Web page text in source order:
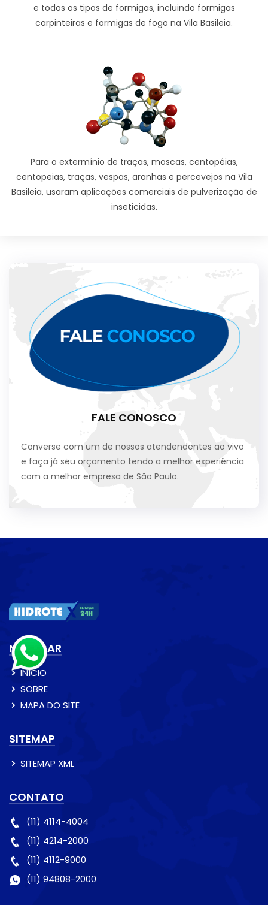
e todos os tipos de formigas, incluindo formigas
carpinteiras e formigas de fogo na Vila Basileia.
Para o extermínio de traças, moscas, centopéias,
centopeias, traças, vespas, aranhas e percevejos na Vila
Basileia, usaram aplicações comerciais de pulverização de
inseticidas.
FALE CONOSCO
Converse com um de nossos atendendentes ao vivo
e faça já seu orçamento tendo a melhor experiência
com a melhor empresa de São Paulo.
NAVEGAR
INÍCIO
SOBRE
MAPA DO SITE
SITEMAP
SITEMAP XML
CONTATO
(11) 4114-4004
(11) 4214-2000
(11) 4112-9000
(11) 94808-2000